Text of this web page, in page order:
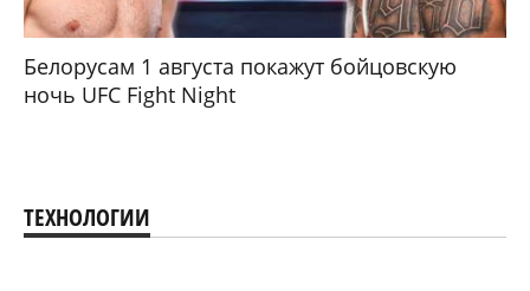
Белорусам 1 августа покажут бойцовскую
ночь UFC Fight Night
ТЕХНОЛОГИИ